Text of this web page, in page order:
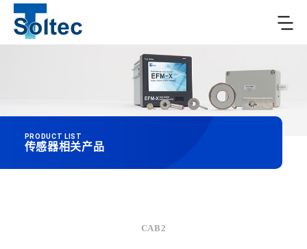
PRODUCT LIST
传感器相关产品
CAB2